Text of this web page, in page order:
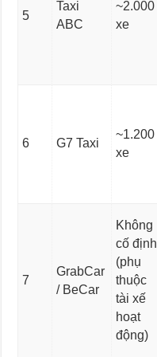
5
Taxi
ABC
~2.000
xe
6 G7 Taxi
~1.200
xe
7
GrabCar
/ BeCar
Không
cố định
(phụ
thuộc
tài xế
hoạt
động)